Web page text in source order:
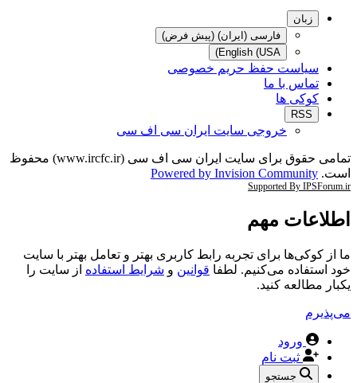
زبان
فارسی (ایران) (پیش فرض)
English (USA)
سیاست حفظ حریم خصوصی
تماس با ما
کوکی ها
RSS
خروجی سایت ایران سی اف سی
تمامی حقوق برای سایت ایران سی اف سی (www.ircfc.ir) محفوظ
است. Powered by Invision Community
Supported By IPSForum.ir
اطلاعات مهم
ما از کوکی‌ها برای تجربه رابط کاربری بهتر و تعامل بهتر با سایت
خود استفاده می‌کنیم. لطفا قوانین و شرایط استفاده از سایت را
یکبار مطالعه کنید.
می‌پذیرم
ورود
ثبت نام
جستجو